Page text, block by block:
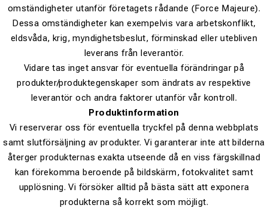
omständigheter utanför företagets rådande (Force Majeure).
Dessa omständigheter kan exempelvis vara arbetskonflikt,
eldsvåda, krig, myndighetsbeslut, förminskad eller utebliven
leverans från leverantör.
Vidare tas inget ansvar för eventuella förändringar på
produkter/produktegenskaper som ändrats av respektive
leverantör och andra faktorer utanför vår kontroll.
Produktinformation
Vi reserverar oss för eventuella tryckfel på denna webbplats
samt slutförsäljning av produkter. Vi garanterar inte att bilderna
återger produkternas exakta utseende då en viss färgskillnad
kan förekomma beroende på bildskärm, fotokvalitet samt
upplösning. Vi försöker alltid på bästa sätt att exponera
produkterna så korrekt som möjligt.